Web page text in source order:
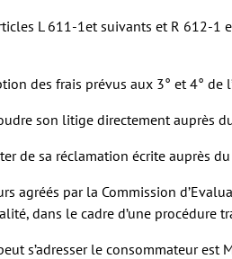
L 611-1et suivants et R 612-
des frais prévus aux 3° et 4°
son litige directement auprès
de sa réclamation écrite auprès
agréés par la Commission
dans le cadre d’une procédure
s’adresser le consommateur est